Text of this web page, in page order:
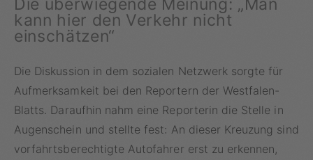
Die überwiegende Meinung: „Man
kann hier den Verkehr nicht
einschätzen“
Die Diskussion in dem sozialen Netzwerk sorgte für
Aufmerksamkeit bei den Reportern der Westfalen-
Blatts. Daraufhin nahm eine Reporterin die Stelle in
Augenschein und stellte fest: An dieser Kreuzung sind
vorfahrtsberechtigte Autofahrer erst zu erkennen,